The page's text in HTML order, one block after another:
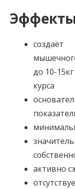
до 10-
курса
активно